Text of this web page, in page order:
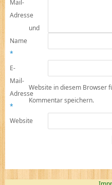
Name
*
E-
Mail-
Adresse
*
Website
Mail-
Adresse
und
Website in diesem Browser
Kommentar speichern.